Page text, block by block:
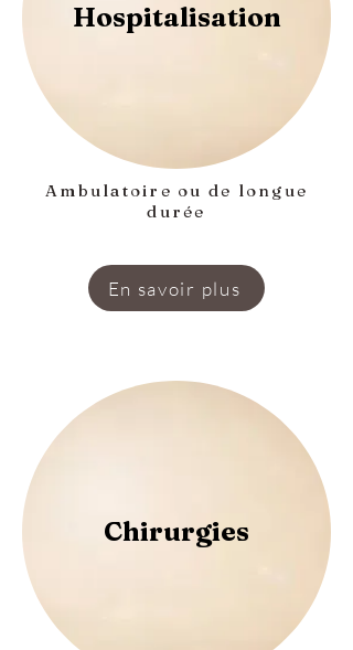
Hospitalisation
Ambulatoire ou de longue
durée
En savoir plus
Chirurgies